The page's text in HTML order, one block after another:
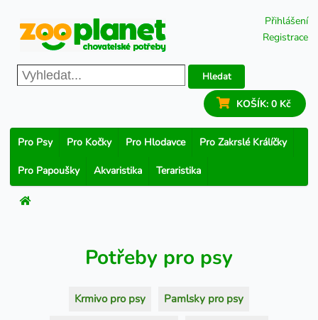
Přihlášení
Registrace
Hledat
KOŠÍK: 0 Kč
Pro Psy Pro Kočky Pro Hlodavce Pro Zakrslé Králíčky
Pro Papoušky Akvaristika Teraristika
Potřeby pro psy
Krmivo pro psy Pamlsky pro psy